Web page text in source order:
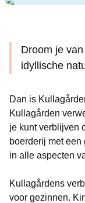
Droom je
idyllische
Dan is
Kullagården
je kunt verblijven
boerderij met
in alle aspecten
Kullagårdens
voor gezinnen.